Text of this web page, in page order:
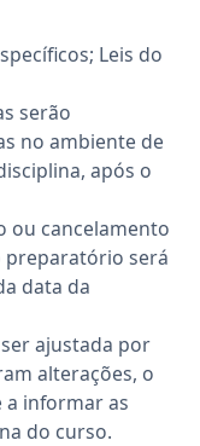
Leis do
serão
no ambiente de
após o
ou cancelamento
preparatório será
data da
ajustada por
alterações, o
a informar as
do curso.